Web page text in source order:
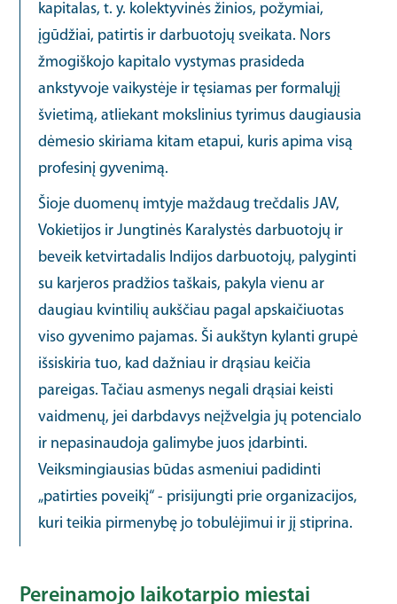
kapitalas, t. y. kolektyvinės žinios, požymiai,
įgūdžiai, patirtis ir darbuotojų sveikata. Nors
žmogiškojo kapitalo vystymas prasideda
ankstyvoje vaikystėje ir tęsiamas per formalųjį
švietimą, atliekant mokslinius tyrimus daugiausia
dėmesio skiriama kitam etapui, kuris apima visą
profesinį gyvenimą.
Šioje duomenų imtyje maždaug trečdalis JAV,
Vokietijos ir Jungtinės Karalystės darbuotojų ir
beveik ketvirtadalis Indijos darbuotojų, palyginti
su karjeros pradžios taškais, pakyla vienu ar
daugiau kvintilių aukščiau pagal apskaičiuotas
viso gyvenimo pajamas. Ši aukštyn kylanti grupė
išsiskiria tuo, kad dažniau ir drąsiau keičia
pareigas. Tačiau asmenys negali drąsiai keisti
vaidmenų, jei darbdavys neįžvelgia jų potencialo
ir nepasinaudoja galimybe juos įdarbinti.
Veiksmingiausias būdas asmeniui padidinti
„patirties poveikį“ - prisijungti prie organizacijos,
kuri teikia pirmenybę jo tobulėjimui ir jį stiprina.
Pereinamojo laikotarpio miestai